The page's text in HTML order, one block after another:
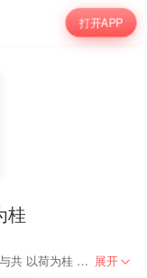
打开APP
桂
《向往·新都》美文、美景、美声、美画… 美美与共 以荷为桂 喜迎中秋 展开